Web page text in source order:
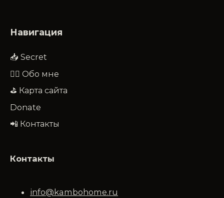
Навигация
📥 Secret
🧔‍♂️ Обо мне
⛳ Карта сайта
Donate
📲 Контакты
Контакты
info@kambohome.ru